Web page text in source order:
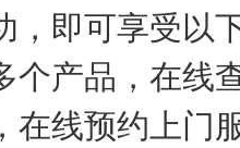
，即可享受以
个产品，在线
在线预约上门